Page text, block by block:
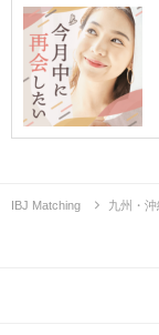
IBJ Matching 九州・沖